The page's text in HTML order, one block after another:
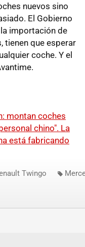
nuevos sino
El Gobierno
importación de
tienen que esperar
coche. Y el
montan coches
chino". La
está fabricando
Twingo